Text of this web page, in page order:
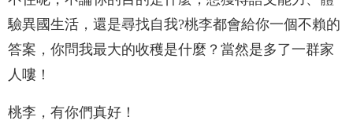
驗異國生活，還是尋找自我?桃李都會給你一個不賴的
答案，你問我最大的收穫是什麼？當然是多了一群家
人嘍！
桃李，有你們真好！